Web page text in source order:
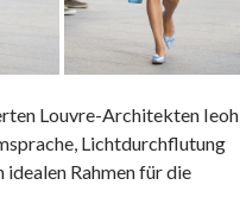
Louvre-Architekten Ieoh
Lichtdurchflutung
Rahmen für die